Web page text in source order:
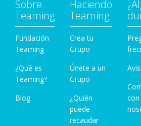
Sobre
Teaming
Fundación
Teaming
¿Qué es
Teaming?
Blog
Haciendo
Teaming
Crea tu
Grupo
Únete a un
Grupo
¿Quién
puede
recaudar
con